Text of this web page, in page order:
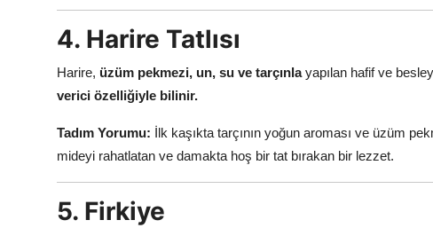
4. Harire Tatlısı
Harire, üzüm pekmezi, un, su ve tarçınlayapılan hafif ve
verici özelliğiyle bilinir.
Tadım Yorumu: İlk kaşıkta tarçının yoğun aroması ve üzüm
mideyi rahatlatan ve damakta hoş bir tat bırakan bir lezzet.
5. Firkiye